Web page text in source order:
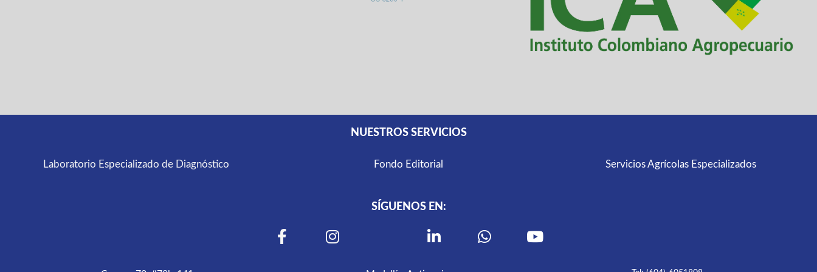
NUESTROS SERVICIOS
Laboratorio Especializado de Diagnóstico Fondo Editorial Servicios Agrícolas Especializados
SÍGUENOS EN: